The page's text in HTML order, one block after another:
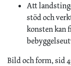
Att
stöd och
konsten kan
Bild och form, sid